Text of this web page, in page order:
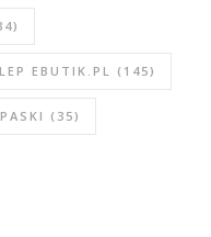
EBUTIK.PL (145)
(35)